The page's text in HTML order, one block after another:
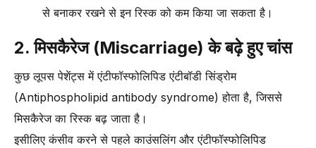
से बनाकर रखने से इन रिस्क को कम किया जा सकता है।
2. मिसकैरेज (Miscarriage) के बढ़े हुए चांस
कुछ लूपस पेशेंट्स में एंटीफॉस्फोलिपिड एंटीबॉडी सिंड्रोम
(Antiphospholipid antibody syndrome) होता है, जिससे
मिसकैरेज का रिस्क बढ़ जाता है।
इसीलिए कंसीव करने से पहले काउंसलिंग और एंटीफॉस्फोलिपिड